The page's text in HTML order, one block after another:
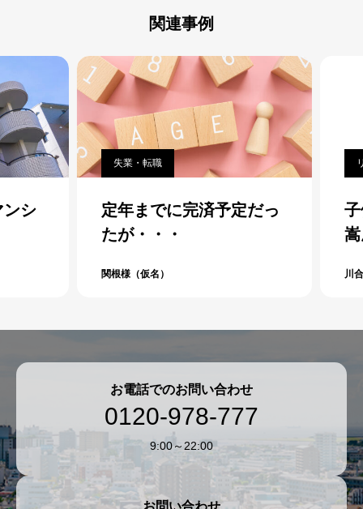
関連事例
シ
失業・転職
定年までに完済予定だっ
たが・・・
関根様（仮名）
リ
子
嵩
川合
お電話でのお問い合わせ
0120-978-777
9:00～22:00
お問い合わせ